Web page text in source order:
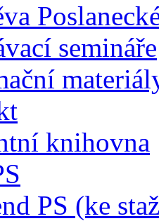
semináře
knihovna
PS (ke